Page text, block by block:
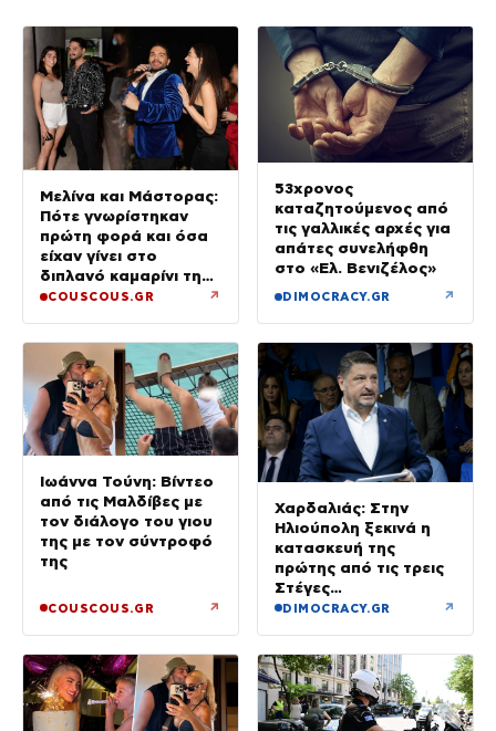
Μελίνα και Μάστορας:
Πότε γνωρίστηκαν
πρώτη φορά και όσα
είχαν γίνει στο
διπλανό καμαρίνι της
μητέρας της από το
COUSCOUS.GR ↗
53χρονος
καταζητούμενος από
τις γαλλικές αρχές για
απάτες συνελήφθη
στο «Ελ. Βενιζέλος»
DIMOCRACY.GR ↗
Ιωάννα Τούνη: Βίντεο
από τις Μαλδίβες με
τον διάλογο του γιου
της με τον σύντροφό
της
COUSCOUS.GR ↗
Χαρδαλιάς: Στην
Ηλιούπολη ξεκινά η
κατασκευή της
πρώτης από τις τρεις
Στέγες
Υποστηριζόμενης
DIMOCRACY.GR ↗